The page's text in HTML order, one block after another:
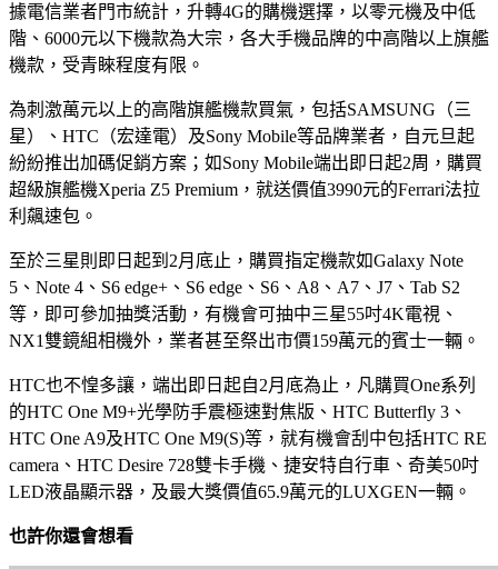
據電信業者門市統計，升轉4G的購機選擇，以零元機及中低
階、6000元以下機款為大宗，各大手機品牌的中高階以上旗艦
機款，受青睞程度有限。
為刺激萬元以上的高階旗艦機款買氣，包括SAMSUNG（三
星）、HTC（宏達電）及Sony Mobile等品牌業者，自元旦起
紛紛推出加碼促銷方案；如Sony Mobile端出即日起2周，購買
超級旗艦機Xperia Z5 Premium，就送價值3990元的Ferrari法拉
利飆速包。
至於三星則即日起到2月底止，購買指定機款如Galaxy Note
5、Note 4、S6 edge+、S6 edge、S6、A8、A7、J7、Tab S2
等，即可參加抽獎活動，有機會可抽中三星55吋4K電視、
NX1雙鏡組相機外，業者甚至祭出市價159萬元的賓士一輛。
HTC也不惶多讓，端出即日起自2月底為止，凡購買One系列
的HTC One M9+光學防手震極速對焦版、HTC Butterfly 3、
HTC One A9及HTC One M9(S)等，就有機會刮中包括HTC RE
camera、HTC Desire 728雙卡手機、捷安特自行車、奇美50吋
LED液晶顯示器，及最大獎價值65.9萬元的LUXGEN一輛。
也許你還會想看